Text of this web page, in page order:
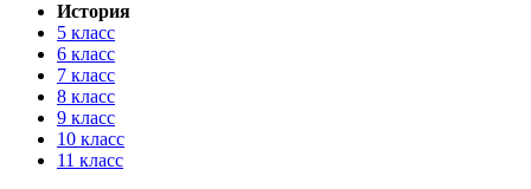
История
5 класс
6 класс
7 класс
8 класс
9 класс
10 класс
11 класс